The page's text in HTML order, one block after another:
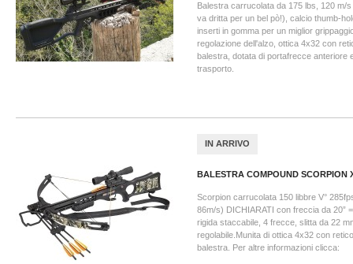
Balestra carrucolata da 175 lbs, 120 m/
va dritta per un bel pò!), calcio thumb-
inserti in gomma per un miglior
regolazione dell'alzo, ottica 4x32 con
balestra, dotata di portafrecce anteriore
trasporto.
IN ARRIVO
BALESTRA COMPOUND SCORPION
Scorpion carrucolata 150 libbre V°
86m/s) DICHIARATI con freccia da 20”
rigida staccabile, 4 frecce, slitta da 22
regolabile.Munita di ottica 4x32 con
balestra. Per altre informazioni clicca: